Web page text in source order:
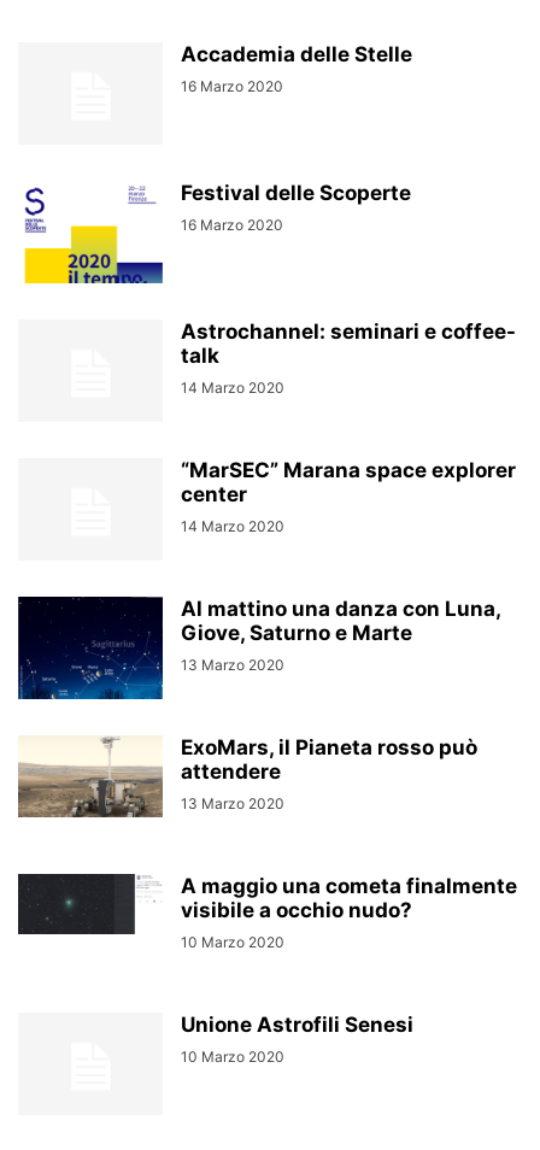
Accademia delle Stelle
16 Marzo 2020
Festival delle Scoperte
16 Marzo 2020
Astrochannel: seminari e coffee-
talk
14 Marzo 2020
“MarSEC” Marana space explorer
center
14 Marzo 2020
Al mattino una danza con Luna,
Giove, Saturno e Marte
13 Marzo 2020
ExoMars, il Pianeta rosso può
attendere
13 Marzo 2020
A maggio una cometa finalmente
visibile a occhio nudo?
10 Marzo 2020
Unione Astrofili Senesi
10 Marzo 2020